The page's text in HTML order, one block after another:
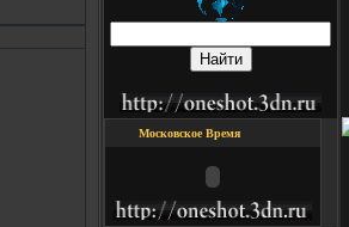
Московское Время